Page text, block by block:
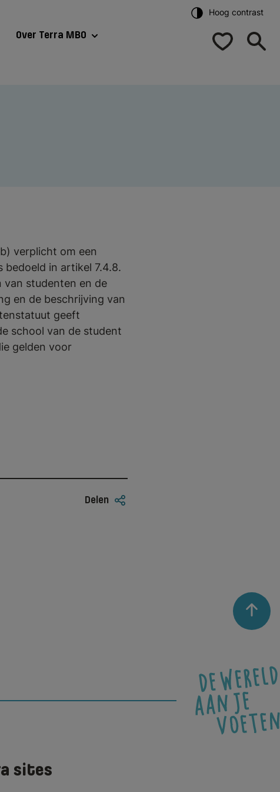
Over Terra MBO
Hoog contrast
verplicht om een
in artikel 7.4.8.
studenten en de
en de beschrijving van
geeft
school van de student
gelden voor
Delen
sites